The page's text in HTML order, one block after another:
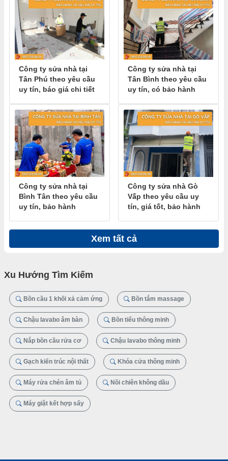
Công ty sửa nhà tại
Tân Phú theo yêu cầu
uy tín, báo giá chi tiết
Công ty sửa nhà tại
Tân Bình theo yêu cầu
uy tín, có bảo hành
Công ty sửa nhà tại
Bình Tân theo yêu cầu
uy tín, bảo hành
Công ty sửa nhà Gò
Vấp theo yêu cầu uy
tín, giá tốt, bảo hành
Xem tất cả
Xu Hướng Tìm Kiếm
Bồn cầu 1 khối xả cảm ứng Bồn tắm massage
Chậu lavabo âm bàn Bồn tiểu thông minh
Nắp bồn cầu rửa cơ Chậu lavabo thông minh
Gạch kiến trúc nội thất Khóa cửa thông minh
Máy rửa chén âm tủ Nồi chiên không dầu
Máy giặt kết hợp sấy